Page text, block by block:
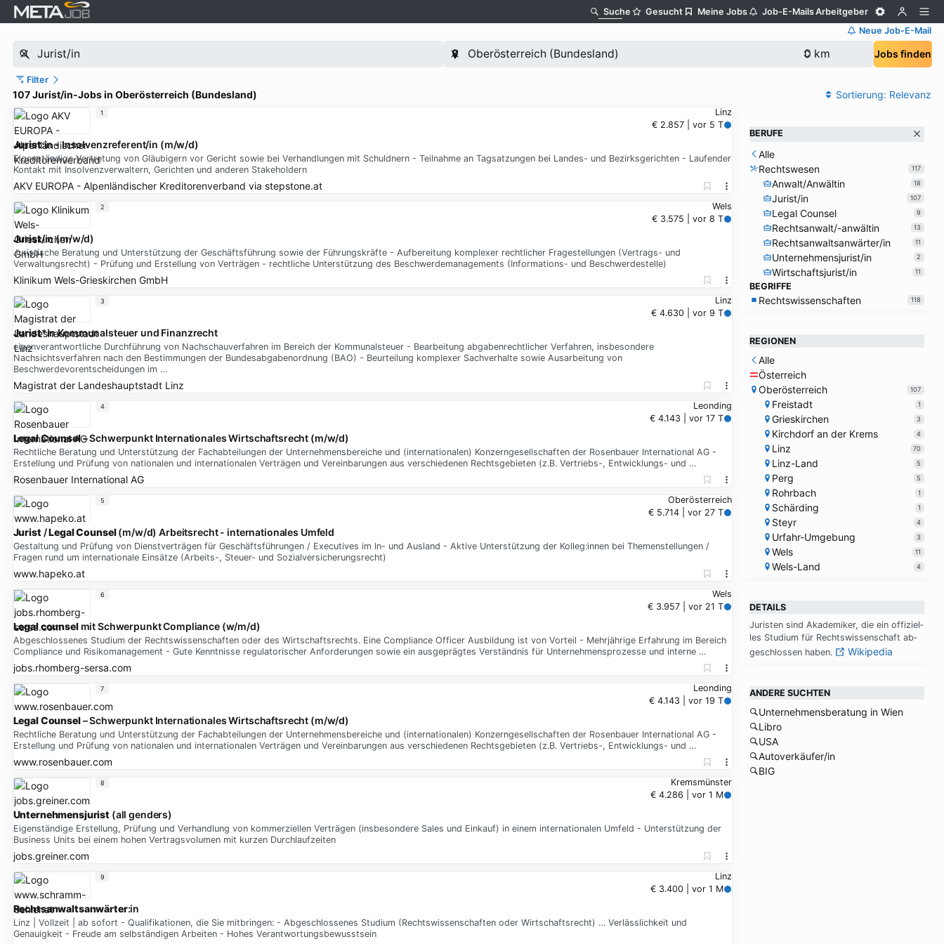
Suche Gesucht Meine Jobs Job-E-MailsArbeitgeber
Neue Job-E-Mail
Jobs finden
Filter
107 Jurist/in-Jobs in Oberösterreich (Bundesland) Sortierung: Relevanz
Linz
€ 2.857 | vor 5 T
Jurist:in - Insolvenzreferent/in (m/w/d)
Eigenständige Vertretung von Gläubigern vor Gericht sowie bei Verhandlungen mit Schuldnern - Teilnahme an Tagsatzungen bei Landes- und Bezirksgerichten - Laufender
Kontakt mit Insolvenzverwaltern, Gerichten und anderen Stakeholdern
AKV EUROPA - Alpenländischer Kreditorenverband via stepstone.at
1
Wels
€ 3.575 | vor 8 T
Jurist/in (m/w/d)
Juristische Beratung und Unterstützung der Geschäftsführung sowie der Führungskräfte - Aufbereitung komplexer rechtlicher Fragestellungen (Vertrags- und
Verwaltungsrecht) - Prüfung und Erstellung von Verträgen - rechtliche Unterstützung des Beschwerdemanagements (Informations- und Beschwerdestelle)
Klinikum Wels-Grieskirchen GmbH
2
Linz
€ 4.630 | vor 9 T
Jurist*in Kommunalsteuer und Finanzrecht
eigenverantwortliche Durchführung von Nachschauverfahren im Bereich der Kommunalsteuer - Bearbeitung abgabenrechtlicher Verfahren, insbesondere
Nachsichtsverfahren nach den Bestimmungen der Bundesabgabenordnung (BAO) - Beurteilung komplexer Sachverhalte sowie Ausarbeitung von
Beschwerdevorentscheidungen im …
Magistrat der Landeshauptstadt Linz
3
Leonding
€ 4.143 | vor 17 T
Legal Counsel– Schwerpunkt Internationales Wirtschaftsrecht (m/w/d)
Rechtliche Beratung und Unterstützung der Fachabteilungen der Unternehmensbereiche und (internationalen) Konzerngesellschaften der Rosenbauer International AG -
Erstellung und Prüfung von nationalen und internationalen Verträgen und Vereinbarungen aus verschiedenen Rechtsgebieten (z.B. Vertriebs-, Entwicklungs- und …
Rosenbauer International AG
4
Oberösterreich
€ 5.714 | vor 27 T
Jurist /Legal Counsel(m/w/d) Arbeitsrecht - internationales Umfeld
Gestaltung und Prüfung von Dienstverträgen für Geschäftsführungen / Executives im In- und Ausland - Aktive Unterstützung der Kolleg:innen bei Themenstellungen /
Fragen rund um internationale Einsätze (Arbeits-, Steuer- und Sozialversicherungsrecht)
www.hapeko.at
5
Wels
€ 3.957 | vor 21 T
Legal counselmit Schwerpunkt Compliance (w/m/d)
Abgeschlossenes Studium der Rechtswissenschaften oder des Wirtschaftsrechts. Eine Compliance Officer Ausbildung ist von Vorteil - Mehrjährige Erfahrung im Bereich
Compliance und Risikomanagement - Gute Kenntnisse regulatorischer Anforderungen sowie ein ausgeprägtes Verständnis für Unternehmensprozesse und interne …
jobs.rhomberg-sersa.com
6
Leonding
€ 4.143 | vor 19 T
Legal Counsel– Schwerpunkt Internationales Wirtschaftsrecht (m/w/d)
Rechtliche Beratung und Unterstützung der Fachabteilungen der Unternehmensbereiche und (internationalen) Konzerngesellschaften der Rosenbauer International AG -
Erstellung und Prüfung von nationalen und internationalen Verträgen und Vereinbarungen aus verschiedenen Rechtsgebieten (z.B. Vertriebs-, Entwicklungs- und …
www.rosenbauer.com
7
Kremsmünster
€ 4.286 | vor 1 M
Unternehmensjurist (all genders)
Eigenständige Erstellung, Prüfung und Verhandlung von kommerziellen Verträgen (insbesondere Sales und Einkauf) in einem internationalen Umfeld - Unterstützung der
Business Units bei einem hohen Vertragsvolumen mit kurzen Durchlaufzeiten
jobs.greiner.com
8
Linz
€ 3.400 | vor 1 M
Rechtsanwaltsanwärter:in
Linz | Vollzeit | ab sofort - Qualifikationen, die Sie mitbringen: - Abgeschlossenes Studium (Rechtswissenschaften oder Wirtschaftsrecht) … Verlässlichkeit und
Genauigkeit - Freude am selbständigen Arbeiten - Hohes Verantwortungsbewusstsein
9
BERUFE
Alle
Rechtswesen
117
Anwalt/Anwältin 18
Jurist/in 107
Legal Counsel 9
Rechtsanwalt/-anwältin 13
Rechtsanwaltsanwärter/in 11
Unternehmensjurist/in 2
Wirtschaftsjurist/in 11
BEGRIFFE
Rechtswissenschaften 118
REGIONEN
Alle
Österreich
Oberösterreich
107
Freistadt 1
Grieskirchen 3
Kirchdorf an der Krems 4
Linz 70
Linz-Land 5
Perg 5
Rohrbach 1
Schärding 1
Steyr 4
Urfahr-Umgebung 3
Wels 11
Wels-Land 4
DETAILS
Ju­ri­sten sind Aka­de­mi­ker, die ein of­fi­zi­el­
les Stu­di­um für Rechts­wis­sen­schaft ab­
ge­schlos­sen ha­ben.
Wikipedia
ANDERE SUCHTEN
Unternehmensberatung in Wien
Libro
USA
Autoverkäufer/in
BIG